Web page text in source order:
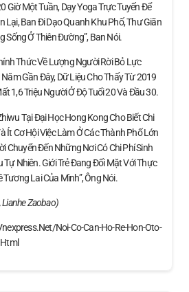
Giờ Một Tuần, Dạy Yoga Trực Tuyến Để
Lại, Ban Đi Dạo Quanh Khu Phố, Thư Giãn
Sống Ở Thiên Đường”, Ban Nói.
Thức Về Lượng Người Rời Bỏ Lực
Gần Đây, Dữ Liệu Cho Thấy Từ 2019
1,6 Triệu Người Ở Độ Tuổi 20 Và Đầu 30.
Tại Đại Học Hong Kong Cho Biết Chi
Ít Cơ Hội Việc Làm Ở Các Thành Phố Lớn
Chuyển Đến Những Nơi Có Chi Phí Sinh
Tự Nhiên. Giới Trẻ Đang Đối Mặt Với Thực
Tương Lai Của Mình”, Ông Nói.
Lianhe Zaobao)
noi-Co-Can-Ho-Re-Hon-Oto-